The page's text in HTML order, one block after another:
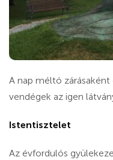
A nap méltó
vendégek az igen
Istentisztelet
Az évfordulós